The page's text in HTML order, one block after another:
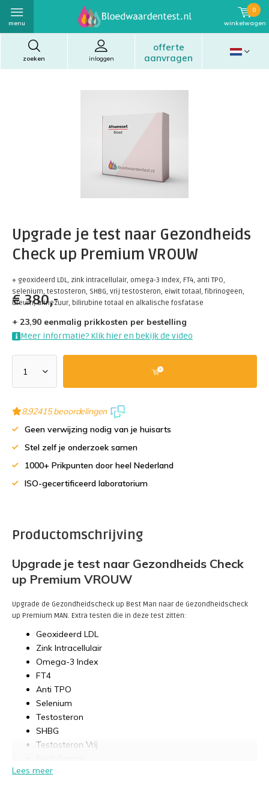
zoeken
offerte
aanvragen
inloggen
menu winkelwagen
0
Upgrade je test naar Gezondheids
Check up Premium VROUW
+ geoxideerd LDL, zink intracellulair, omega-3 Index, FT4, anti TPO,
selenium, testosteron, SHBG, vrij testosteron, eiwit totaal, fibrinogeen,
ureum, urinezuur, bilirubine totaal en alkalische fosfatase
€380,-
+ 23,90 eenmalig prikkosten per bestelling
Meer informatie? Klik hier en bekijk de video
8,92415 beoordelingen
Geen verwijzing nodig van je huisarts
Stel zelf je onderzoek samen
1000+ Prikpunten door heel Nederland
ISO-gecertificeerd laboratorium
Productomschrijving
Upgrade je test naar Gezondheids Check
up Premium VROUW
Upgrade de Gezondheidscheck up Best Man naar de Gezondheidscheck
up Premium MAN. Extra testen die in deze test zitten:
Geoxideerd LDL
Zink Intracellulair
Omega-3 Index
FT4
Anti TPO
Selenium
Testosteron
SHBG
Testosteron Vrij
Fibrinogeen
Lees meer